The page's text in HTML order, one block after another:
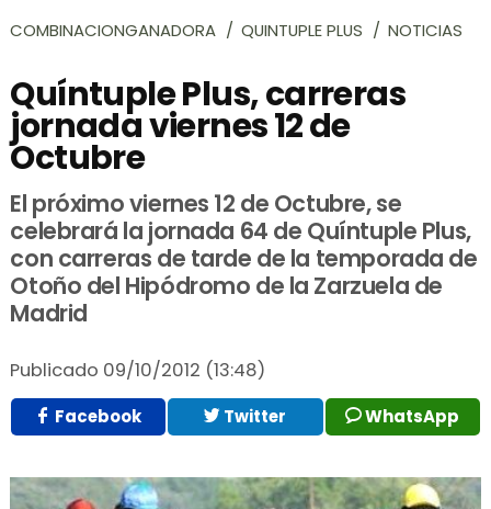
COMBINACIONGANADORA QUINTUPLE PLUS NOTICIAS
Quíntuple Plus, carreras
jornada viernes 12 de
Octubre
El próximo viernes 12 de Octubre, se
celebrará la jornada 64 de Quíntuple Plus,
con carreras de tarde de la temporada de
Otoño del Hipódromo de la Zarzuela de
Madrid
Publicado 09/10/2012 (13:48)
Facebook Twitter WhatsApp